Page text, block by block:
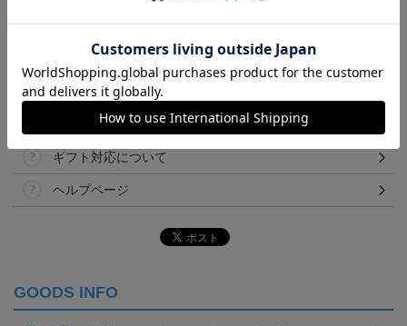
【仕様について】
取り扱い商品によっては、パッケージやデザインなどの仕様が予
告なく変更になることがございます。
その他
決済について
ギフト対応について
ヘルプページ
GOODS INFO